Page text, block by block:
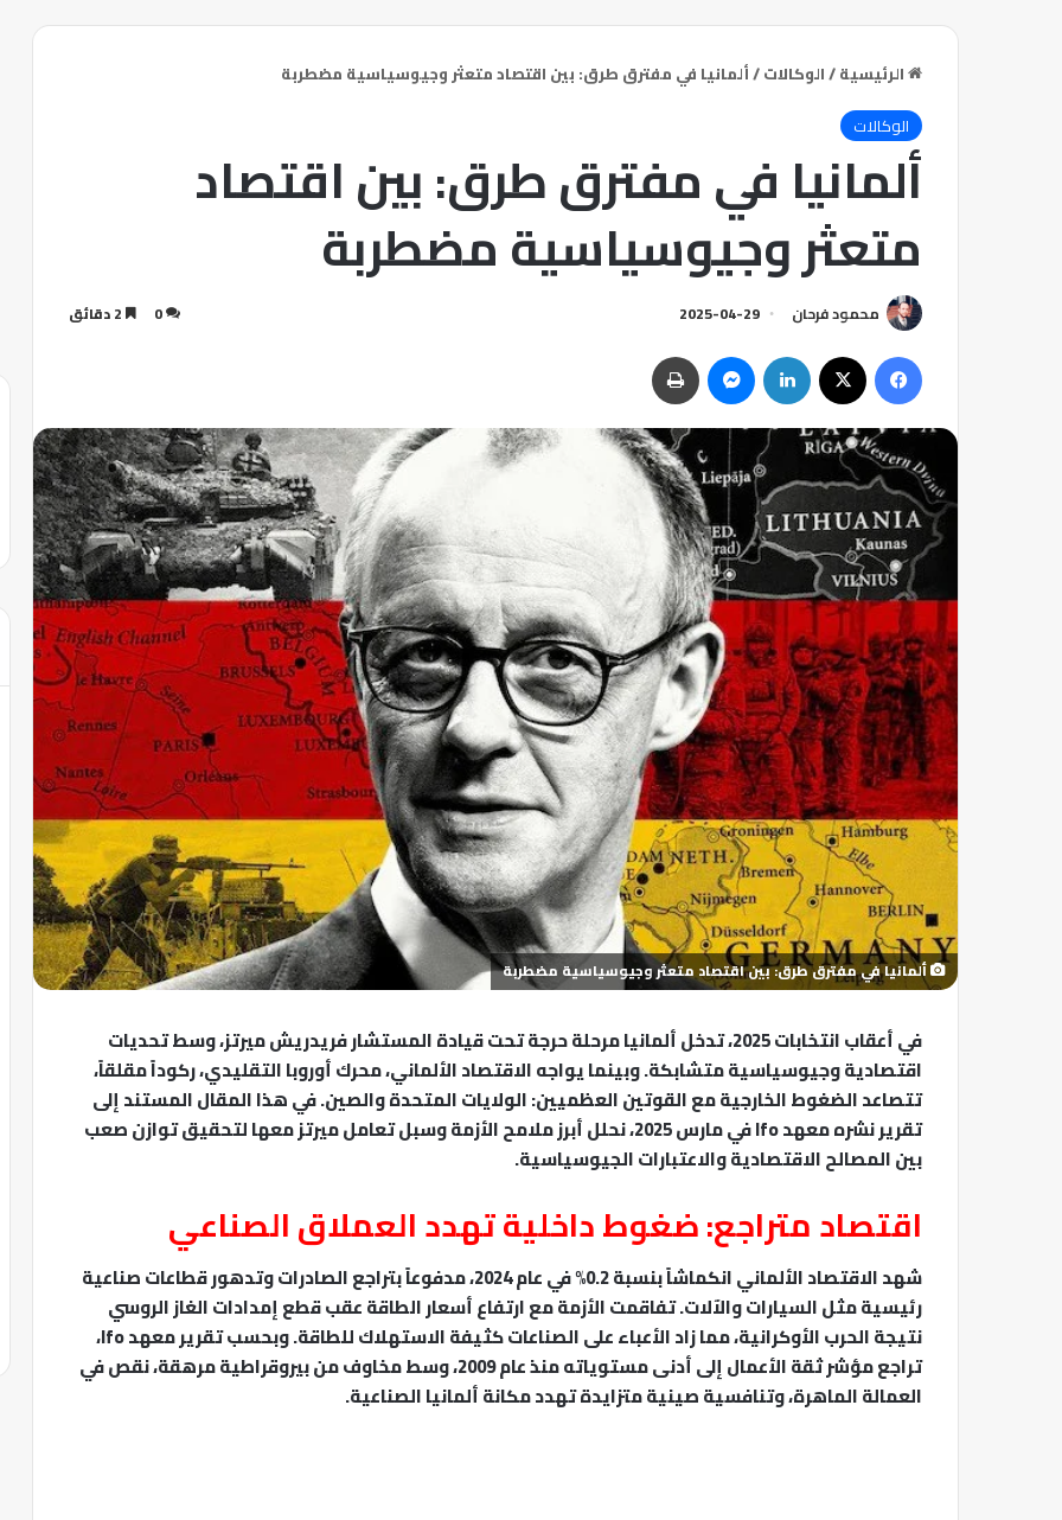
الرئيسية/الوكالات/ألمانيا في مفترق طرق: بين اقتصاد متعثر وجيوسياسية مضطربة
الوكالات
ألمانيا في مفترق طرق: بين اقتصاد
متعثر وجيوسياسية مضطربة
محمود فرحان 2025-04-29
0
ألمانيا في مفترق طرق: بين اقتصاد متعثر وجيوسياسية مضطربة
في أعقاب انتخابات 2025، تدخل ألمانيا مرحلة حرجة تحت قيادة المستشار فريدريش ميرتز، وسط تحديات
اقتصادية وجيوسياسية متشابكة. وبينما يواجه الاقتصاد الألماني، محرك أوروبا التقليدي، ركوداً مقلقاً،
تتصاعد الضغوط الخارجية مع القوتين العظميين: الولايات المتحدة والصين. في هذا المقال المستند إلى
تقرير نشره معهد Ifo في مارس 2025، نحلل أبرز ملامح الأزمة وسبل تعامل ميرتز معها لتحقيق توازن صعب
بين المصالح الاقتصادية والاعتبارات الجيوسياسية.
اقتصاد متراجع: ضغوط داخلية تهدد العملاق الصناعي
شهد الاقتصاد الألماني انكماشاً بنسبة 0.2% في عام 2024، مدفوعاً بتراجع الصادرات وتدهور قطاعات صناعية
رئيسية مثل السيارات والآلات. تفاقمت الأزمة مع ارتفاع أسعار الطاقة عقب قطع إمدادات الغاز الروسي
نتيجة الحرب الأوكرانية، مما زاد الأعباء على الصناعات كثيفة الاستهلاك للطاقة. وبحسب تقرير معهد Ifo،
تراجع مؤشر ثقة الأعمال إلى أدنى مستوياته منذ عام 2009، وسط مخاوف من بيروقراطية مرهقة، نقص في
العمالة الماهرة، وتنافسية صينية متزايدة تهدد مكانة ألمانيا الصناعية.